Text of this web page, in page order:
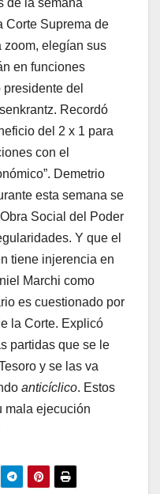
Corte Suprema de
zoom, elegían sus
en funciones
del
Recordó
del 2 x 1 para
con el
Demetrio
esta semana se
Social del Poder
Y que el
tiene injerencia en
Marchi como
es cuestionado por
la Corte. Explicó
partidas que se le
y se las va
anticíclico. Estos
mala ejecución